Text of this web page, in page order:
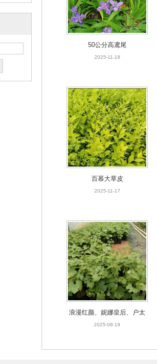
50公分高鸢尾
2025-11-18
百慕大草皮
2025-11-17
浪漫红颜、妮娜皇后、户太
八号等葡萄品种
2025-08-19